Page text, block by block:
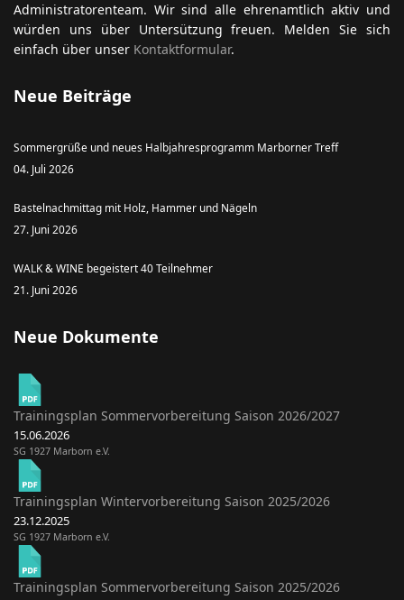
Administratorenteam. Wir sind alle ehrenamtlich aktiv und
würden uns über Untersützung freuen. Melden Sie sich
einfach über unser Kontaktformular.
Neue Beiträge
Sommergrüße und neues Halbjahresprogramm Marborner Treff
04. Juli 2026
Bastelnachmittag mit Holz, Hammer und Nägeln
27. Juni 2026
WALK & WINE begeistert 40 Teilnehmer
21. Juni 2026
Neue Dokumente
Trainingsplan Sommervorbereitung Saison 2026/2027
15.06.2026
SG 1927 Marborn e.V.
Trainingsplan Wintervorbereitung Saison 2025/2026
23.12.2025
SG 1927 Marborn e.V.
Trainingsplan Sommervorbereitung Saison 2025/2026